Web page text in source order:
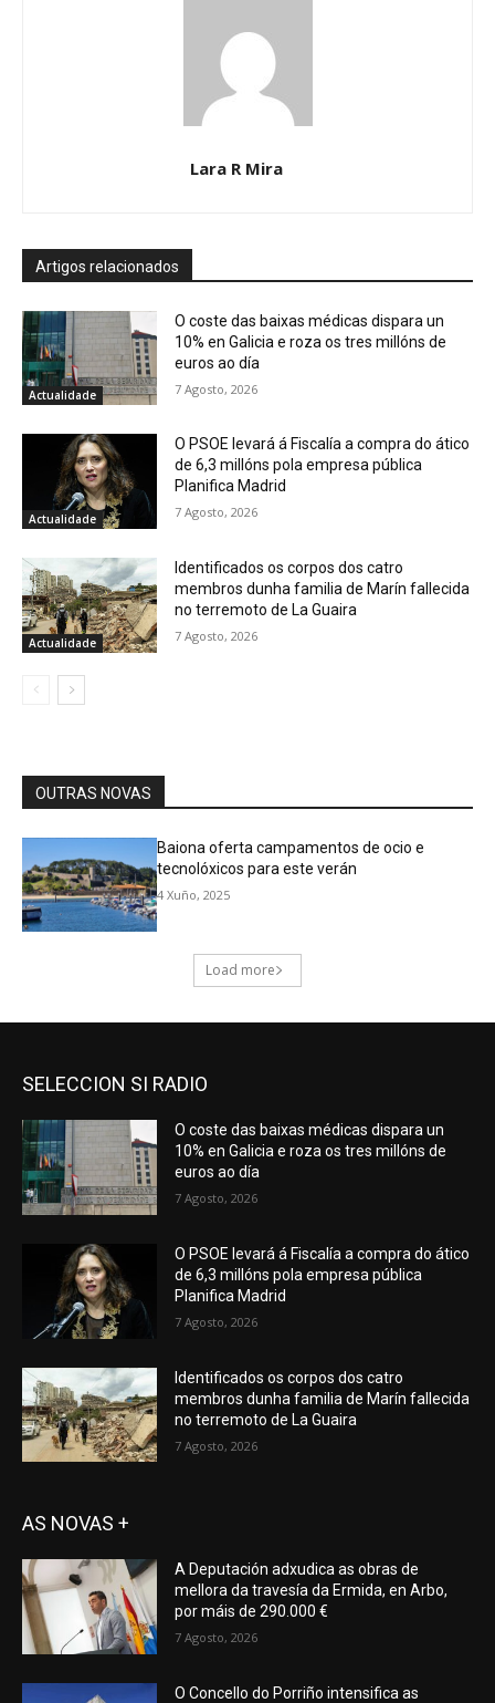
SELECCION SI RADIO
O coste das baixas médicas dispara un
10% en Galicia e roza os tres millóns de
euros ao día
7 Agosto, 2026
O PSOE levará á Fiscalía a compra do ático
de 6,3 millóns pola empresa pública
Planifica Madrid
7 Agosto, 2026
Identificados os corpos dos catro
membros dunha familia de Marín fallecida
no terremoto de La Guaira
7 Agosto, 2026
AS NOVAS +
A Deputación adxudica as obras de
mellora da travesía da Ermida, en Arbo,
por máis de 290.000 €
7 Agosto, 2026
O Concello do Porriño intensifica as